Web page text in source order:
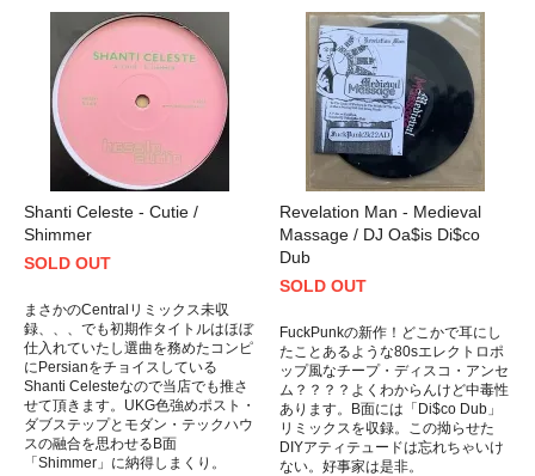
Shanti Celeste - Cutie /
Shimmer
SOLD OUT
まさかのCentralリミックス未収
録、、、でも初期作タイトルはほぼ
仕入れていたし選曲を務めたコンピ
にPersianをチョイスしている
Shanti Celesteなので当店でも推さ
せて頂きます。UKG色強めポスト・
ダブステップとモダン・テックハウ
スの融合を思わせるB面
「Shimmer」に納得しまくり。
Revelation Man - Medieval
Massage / DJ Oa$is Di$co
Dub
SOLD OUT
FuckPunkの新作！どこかで耳にし
たことあるような80sエレクトロポ
ップ風なチープ・ディスコ・アンセ
ム？？？？よくわからんけど中毒性
あります。B面には「Di$co Dub」
リミックスを収録。この拗らせた
DIYアティテュードは忘れちゃいけ
ない。好事家は是非。